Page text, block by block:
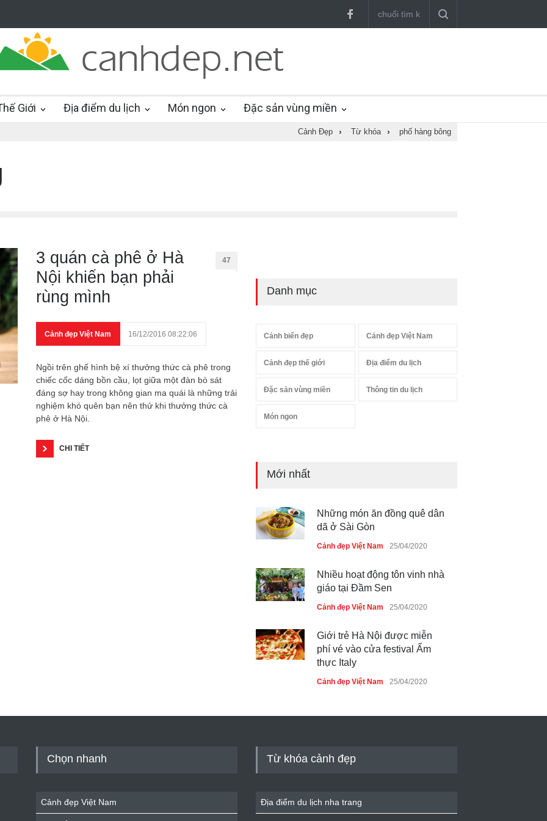
Giới Địa điểm du lịch Món ngon Đặc sản vùng miền
Cảnh Đẹp › Từ khóa › phố hàng bông
3 quán cà phê ở Hà
Nội khiến bạn phải
rùng mình
47
Cảnh đẹp Việt Nam 16/12/2016 08:22:06
Ngồi trên ghế hình bệ xí thưởng thức cà phê trong
chiếc cốc dáng bồn cầu, lọt giữa một đàn bò sát
đáng sợ hay trong không gian ma quái là những trải
nghiệm khó quên bạn nên thử khi thưởng thức cà
phê ở Hà Nội.
CHI TIẾT
Danh mục
Cảnh biển đẹp Cảnh đẹp Việt Nam
Cảnh đẹp thế giới Địa điểm du lịch
Đặc sản vùng miền Thông tin du lịch
Món ngon
Mới nhất
Những món ăn đồng quê dân
dã ở Sài Gòn
Cảnh đẹp Việt Nam 25/04/2020
Nhiều hoạt động tôn vinh nhà
giáo tại Đầm Sen
Cảnh đẹp Việt Nam 25/04/2020
Giới trẻ Hà Nội được miễn
phí vé vào cửa festival Ẩm
thực Italy
Cảnh đẹp Việt Nam 25/04/2020
Cảnh đẹp Việt Nam
Chọn nhanh
Cảnh đẹp Việt Nam
Từ khóa cảnh đẹp
Địa điểm du lịch nha trang